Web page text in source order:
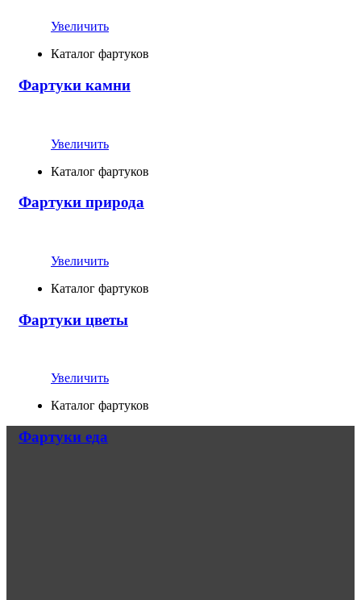
Увеличить
Каталог фартуков
Фартуки камни
Увеличить
Каталог фартуков
Фартуки природа
Увеличить
Каталог фартуков
Фартуки цветы
Увеличить
Каталог фартуков
Фартуки еда